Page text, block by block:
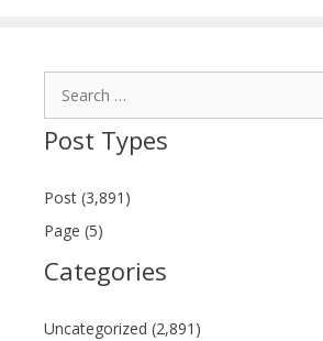
Post Types
Post (3,891)
Page (5)
Categories
Uncategorized (2,891)